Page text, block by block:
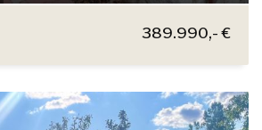
389.990,- €